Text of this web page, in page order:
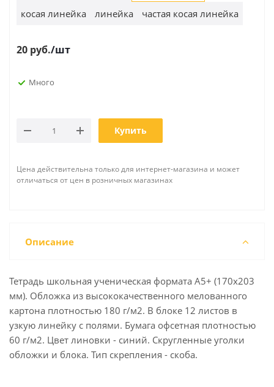
косая линейка
линейка частая косая линейка
20 руб./шт
Много
Купить
Цена действительна только для интернет-магазина и может
отличаться от цен в розничных магазинах
Описание
Тетрадь школьная ученическая формата А5+ (170х203
мм). Обложка из высококачественного мелованного
картона плотностью 180 г/м2. В блоке 12 листов в
узкую линейку с полями. Бумага офсетная плотностью
60 г/м2. Цвет линовки - синий. Скругленные уголки
обложки и блока. Тип скрепления - скоба.